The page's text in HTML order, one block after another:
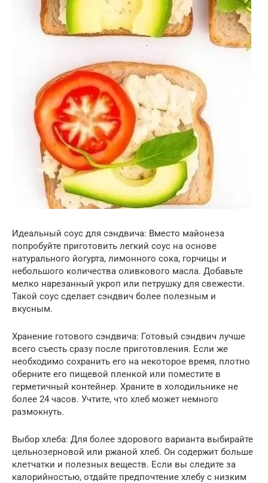
Идеальный соус для сэндвича: Вместо майонеза
попробуйте приготовить легкий соус на основе
натурального йогурта, лимонного сока, горчицы и
небольшого количества оливкового масла. Добавьте
мелко нарезанный укроп или петрушку для свежести.
Такой соус сделает сэндвич более полезным и
вкусным.
Хранение готового сэндвича: Готовый сэндвич лучше
всего съесть сразу после приготовления. Если же
необходимо сохранить его на некоторое время, плотно
оберните его пищевой пленкой или поместите в
герметичный контейнер. Храните в холодильнике не
более 24 часов. Учтите, что хлеб может немного
размокнуть.
Выбор хлеба: Для более здорового варианта выбирайте
цельнозерновой или ржаной хлеб. Он содержит больше
клетчатки и полезных веществ. Если вы следите за
калорийностью, отдайте предпочтение хлебу с низким